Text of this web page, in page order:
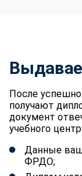
После
получают
документ
учебного
Данные
ФРДО;